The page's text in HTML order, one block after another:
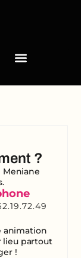
?
animation
lieu partout
!